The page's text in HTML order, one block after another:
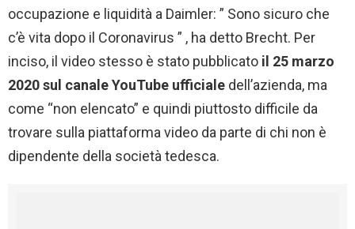
occupazione e liquidità a Daimler: ” Sono sicuro che
c’è vita dopo il Coronavirus ” , ha detto Brecht. Per
inciso, il video stesso è stato pubblicato il 25 marzo
2020 sul canale YouTube ufficiale dell’azienda, ma
come “non elencato” e quindi piuttosto difficile da
trovare sulla piattaforma video da parte di chi non è
dipendente della società tedesca.